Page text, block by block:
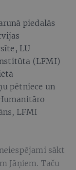
piedalās
LU
(LFMI)
pētniece un
LFMI
sākt
Jāņiem. Taču